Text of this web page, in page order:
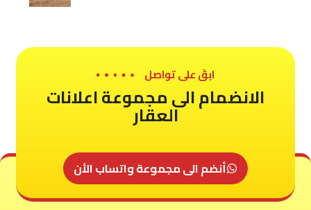
ابقَ على تواصل
الانضمام الى مجموعة اعلانات
العقار
أنضم الى مجموعة واتساب الأن